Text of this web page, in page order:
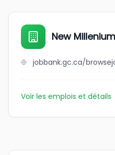
New
Voir les emplois et détails